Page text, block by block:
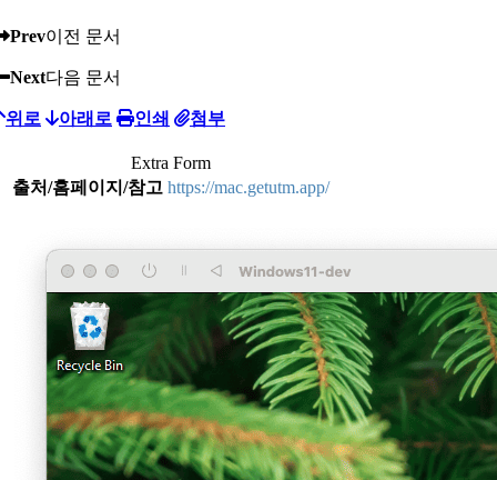
Prev이전 문서
Next다음 문서
위로 아래로 인쇄 첨부
Extra Form
출처/홈페이지/참고 https://mac.getutm.app/